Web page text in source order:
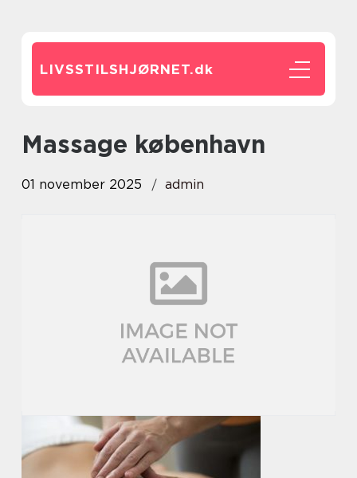
LIVSSTILSHJØRNET.dk
massage københavn
01 november 2025 admin